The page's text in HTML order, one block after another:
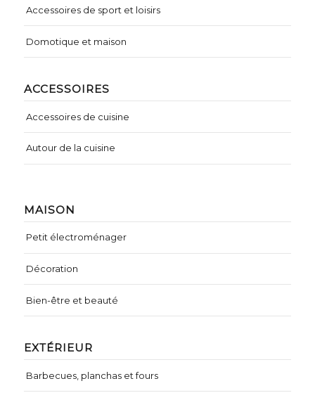
MAISON
Petit électroménager
Décoration
Bien-être et beauté
EXTÉRIEUR
Barbecues, planchas et fours
Accessoires de sport et loisirs
Domotique et maison
ACCESSOIRES
Accessoires de cuisine
Autour de la cuisine